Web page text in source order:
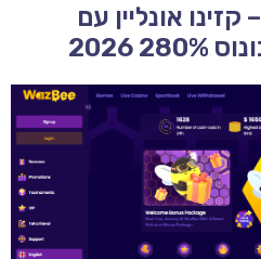
WAZBEE CASINO – קזינו אונליין עם